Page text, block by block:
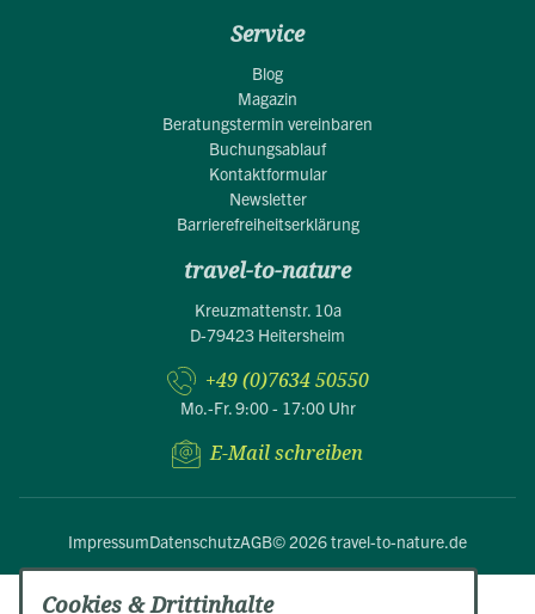
Service
Blog
Magazin
Beratungstermin vereinbaren
Buchungsablauf
Kontaktformular
Newsletter
Barrierefreiheitserklärung
travel-to-nature
Kreuzmattenstr. 10a
D-79423 Heitersheim
+49 (0)7634 50550
Mo.-Fr. 9:00 - 17:00 Uhr
E-Mail schreiben
ImpressumDatenschutzAGB© 2026 travel-to-nature.de
Cookies & Drittinhalte